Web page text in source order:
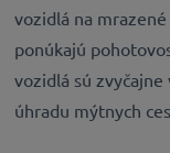
vozidlá na
ponúkajú
vozidlá sú
úhradu mýtnych